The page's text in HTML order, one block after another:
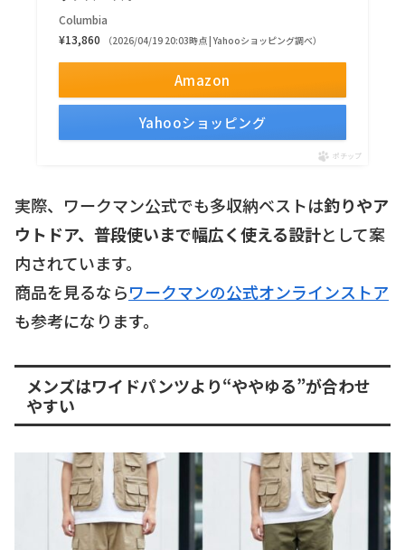
Columbia
¥13,860
（2026/04/19 20:03時点 | Yahooショッピング調べ）
Amazon
Yahooショッピング
ポチップ
実際、ワークマン公式でも多収納ベストは釣りやア
ウトドア、普段使いまで幅広く使える設計として案
内されています。
商品を見るならワークマンの公式オンラインストア
も参考になります。
メンズはワイドパンツより“ややゆる”が合わせ
やすい